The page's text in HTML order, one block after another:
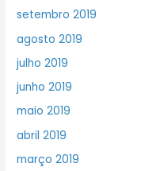
setembro 2019
agosto 2019
julho 2019
junho 2019
maio 2019
abril 2019
março 2019